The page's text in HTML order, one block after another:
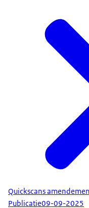
Quickscans
Publicatie09-09-2025